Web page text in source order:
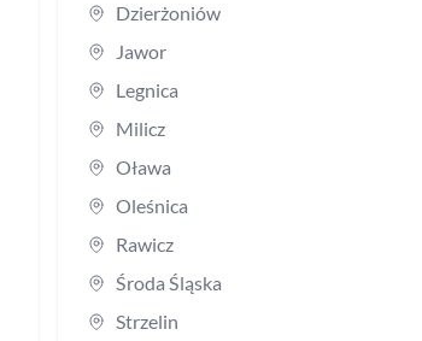
Dzierżoniów
Jawor
Legnica
Milicz
Oława
Oleśnica
Rawicz
Środa Śląska
Strzelin